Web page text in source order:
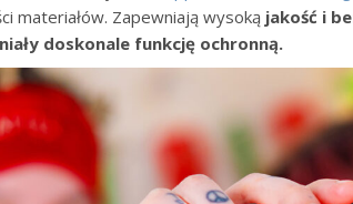
materiałów. Zapewniają wysoką jakość i
doskonale funkcję ochronną.